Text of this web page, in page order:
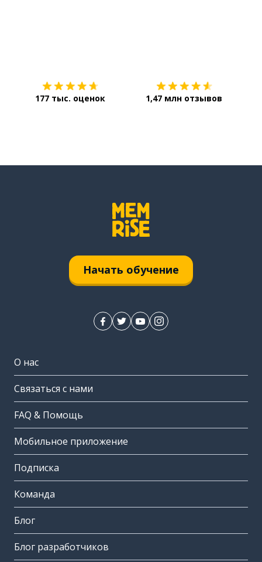
177 тыс. оценок 1,47 млн отзывов
Начать обучение
О нас
Связаться с нами
FAQ & Помощь
Мобильное приложение
Подписка
Команда
Блог
Блог разработчиков